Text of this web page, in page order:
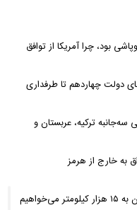
بود، چرا آمریکا از توافق
دولت چهاردهم تا طرفداری
ترکیه، عربستان و
به خارج از هرمز
امام‌ جمعه اهواز: با افزایش برد موشک‌هایمان به ۱۵ هزار کیلومتر می‌خواهیم